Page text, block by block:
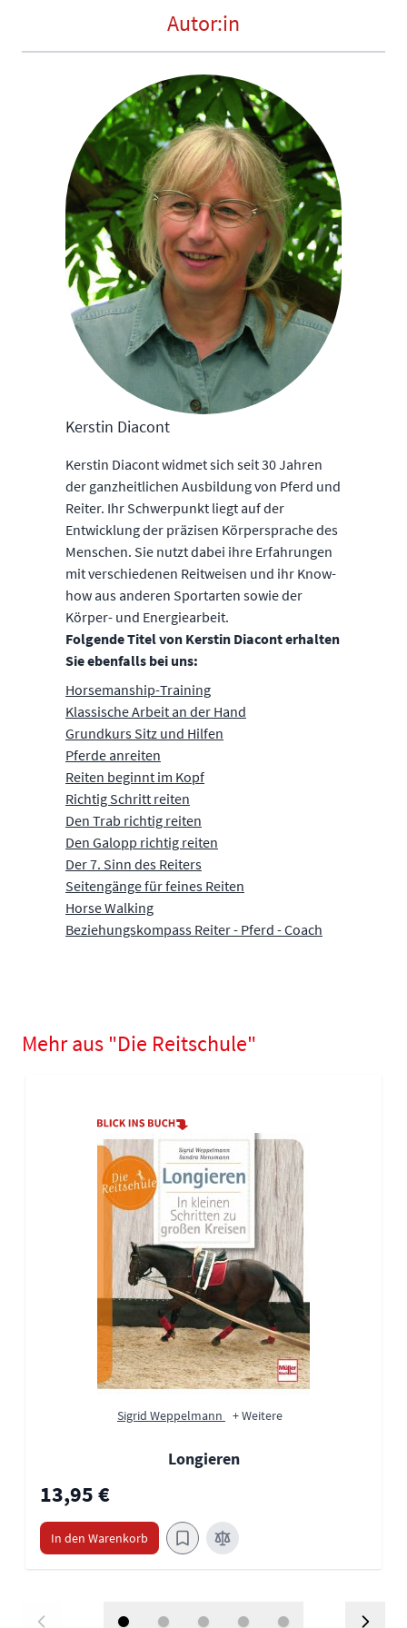
Autor:in
Kerstin Diacont
Kerstin Diacont widmet sich seit 30 Jahren
der ganzheitlichen Ausbildung von Pferd und
Reiter. Ihr Schwerpunkt liegt auf der
Entwicklung der präzisen Körpersprache des
Menschen. Sie nutzt dabei ihre Erfahrungen
mit verschiedenen Reitweisen und ihr Know-
how aus anderen Sportarten sowie der
Körper- und Energiearbeit.
Folgende Titel von Kerstin Diacont erhalten
Sie ebenfalls bei uns:
Horsemanship-Training
Klassische Arbeit an der Hand
Grundkurs Sitz und Hilfen
Pferde anreiten
Reiten beginnt im Kopf
Richtig Schritt reiten
Den Trab richtig reiten
Den Galopp richtig reiten
Der 7. Sinn des Reiters
Seitengänge für feines Reiten
Horse Walking
Beziehungskompass Reiter - Pferd - Coach
Mehr aus "Die Reitschule"
Sigrid Weppelmann + Weitere
Longieren
13,95 €
In den Warenkorb